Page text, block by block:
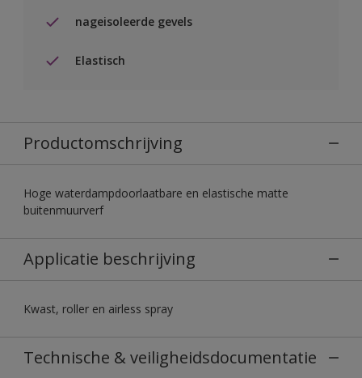
nageisoleerde gevels
Elastisch
Productomschrijving
Hoge waterdampdoorlaatbare en elastische matte
buitenmuurverf
Applicatie beschrijving
Kwast, roller en airless spray
Technische & veiligheidsdocumentatie